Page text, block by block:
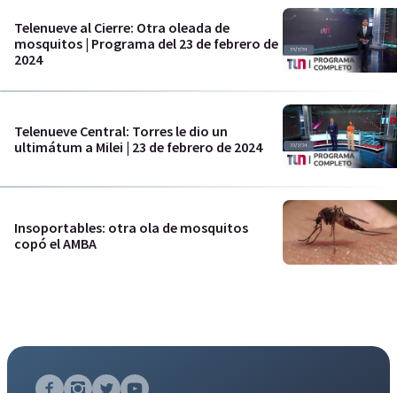
Telenueve al Cierre: Otra oleada de
mosquitos | Programa del 23 de febrero de
2024
Telenueve Central: Torres le dio un
ultimátum a Milei | 23 de febrero de 2024
Insoportables: otra ola de mosquitos
copó el AMBA